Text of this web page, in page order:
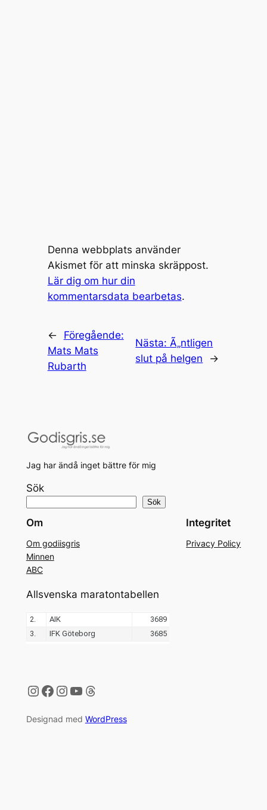
Denna webbplats använder
Akismet för att minska skräppost.
Lär dig om hur din
kommentarsdata bearbetas.
←
Föregående:
Mats Mats
Rubarth
Nästa:Ã„ntligen
slut på helgen
→
Jag har ändå inget bättre för mig
Sök
Sök
Om
Om godiisgris
Minnen
ABC
Integritet
Privacy Policy
Allsvenska maratontabellen
Instagram
Facebook
Instagram
YouTube
Threads
Designad med WordPress